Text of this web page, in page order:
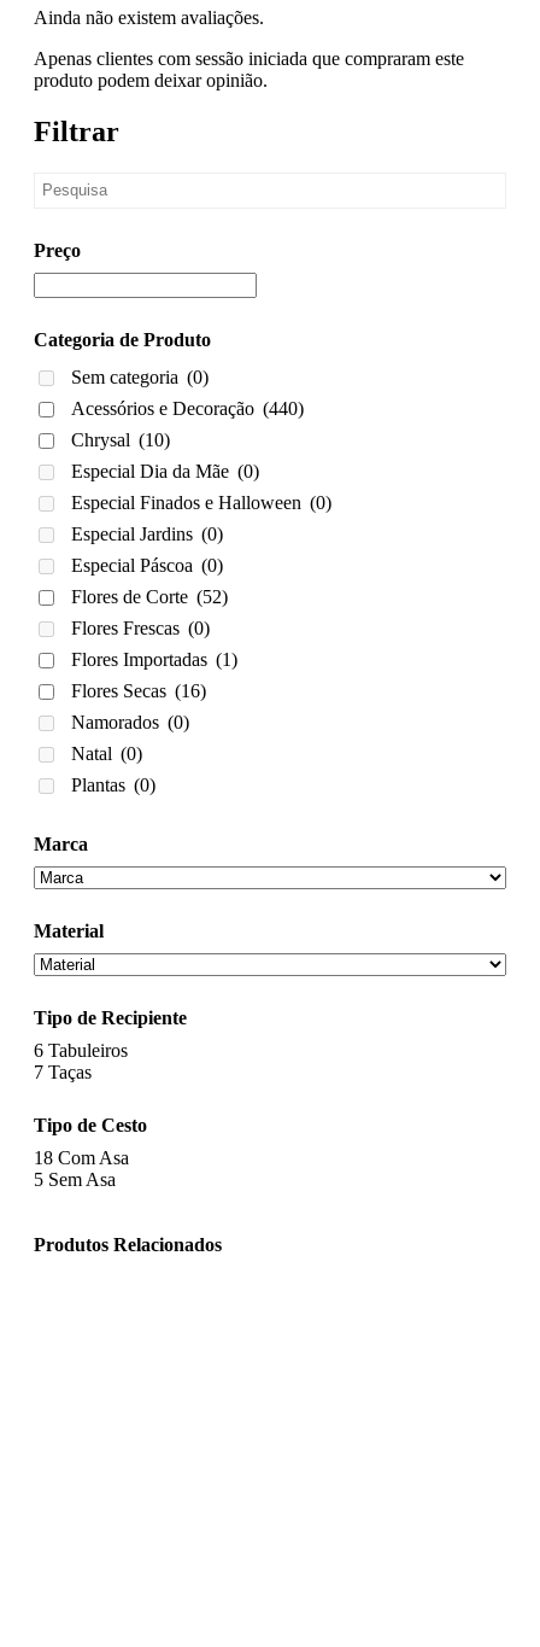
Ainda não existem avaliações.
Apenas clientes com sessão iniciada que compraram este
produto podem deixar opinião.
Filtrar
Preço
Categoria de Produto
Sem categoria (0)
Acessórios e Decoração (440)
Chrysal (10)
Especial Dia da Mãe (0)
Especial Finados e Halloween (0)
Especial Jardins (0)
Especial Páscoa (0)
Flores de Corte (52)
Flores Frescas (0)
Flores Importadas (1)
Flores Secas (16)
Namorados (0)
Natal (0)
Plantas (0)
Marca
Material
Tipo de Recipiente
6 Tabuleiros
7 Taças
Tipo de Cesto
18 Com Asa
5 Sem Asa
Produtos Relacionados